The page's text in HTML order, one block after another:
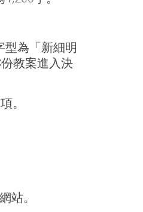
型為「新細明
教案進入決
。
站。